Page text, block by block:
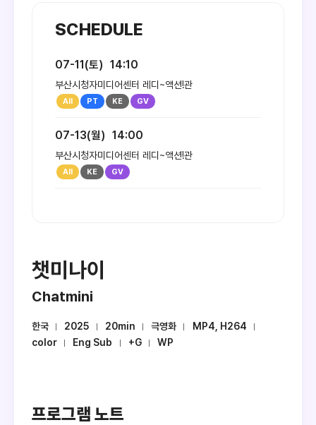
SCHEDULE
07-11(토) 14:10
부산시청자미디어센터 레디~액션!관
07-13(월) 14:00
부산시청자미디어센터 레디~액션!관
챗미나이
Chatmini
한국 2025 20min 극영화
MP4, H264
color
Eng Sub +G WP
프로그램 노트